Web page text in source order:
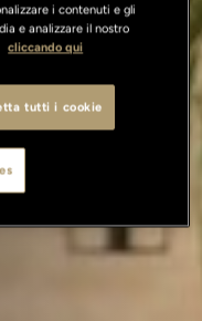
i contenuti e gli
e analizzare il nostro
cliccando qui
tutti i cookie